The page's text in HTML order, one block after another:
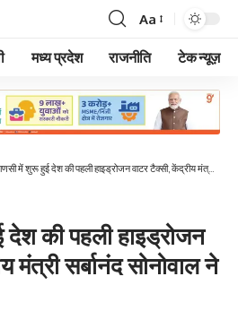
Font
Resizer
Aa
मध्य प्रदेश राजनीति टेक न्यूज़
में शुरू हुई देश की पहली हाइड्रोजन वाटर टैक्सी, केंद्रीय मंत्री सर्बानंद सोनोवाल ने दिखाई हरी झंडी
देश की पहली हाइड्रोजन
मंत्री सर्बानंद सोनोवाल ने